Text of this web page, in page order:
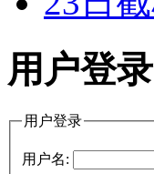
用户登录
用户登录
用户名: